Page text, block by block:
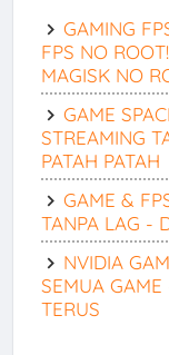
GAMING
FPS NO
MAGISK NO
GAME
STREAMING
PATAH PATAH
GAME &
TANPA LAG -
NVIDIA
SEMUA
TERUS